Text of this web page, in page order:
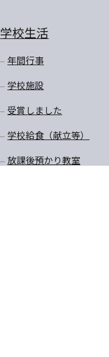
学校生活
年間行事
学校施設
受賞しました
学校給食（献立等）
放課後預かり教室